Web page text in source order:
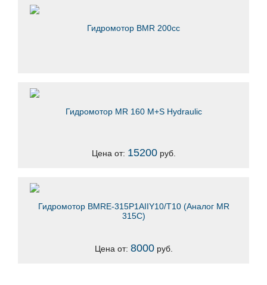
Гидромотор BMR 200сс
Гидромотор MR 160 M+S Hydraulic
Цена от: 15200руб.
Гидромотор ВМRE-315Р1AIIY10/T10 (Аналог MR
315C)
Цена от: 8000руб.